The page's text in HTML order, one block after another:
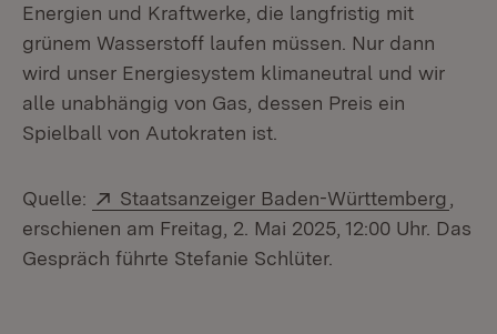
Energien und Kraftwerke, die langfristig mit
grünem Wasserstoff laufen müssen. Nur dann
wird unser Energiesystem klimaneutral und wir
alle unabhängig von Gas, dessen Preis ein
Spielball von Autokraten ist.
Quelle: Extern:
Staatsanzeiger Baden-Württemberg
erschienen am Freitag, 2. Mai 2025, 12:00 Uhr. Das
Gespräch führte Stefanie Schlüter.